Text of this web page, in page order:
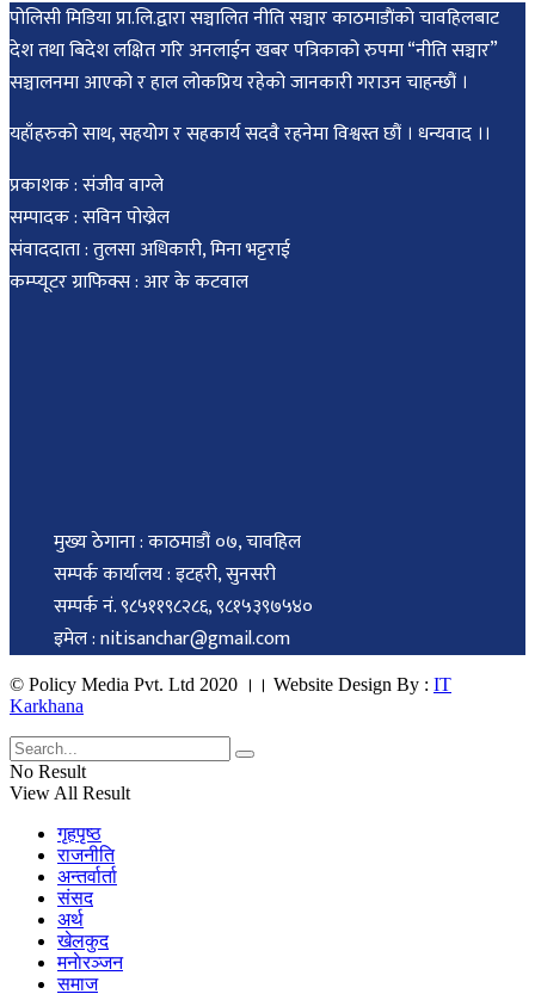
पोलिसी मिडिया प्रा.लि.द्वारा सञ्चालित नीति सञ्चार काठमाडाैंकाे चावहिलबाट
देश तथा बिदेश लक्षित गरि अनलाईन खबर पत्रिकाको रुपमा “नीति सञ्चार”
सञ्चालनमा आएको र हाल लोकप्रिय रहेको जानकारी गराउन चाहन्छौं ।
यहाँहरुको साथ, सहयोग र सहकार्य सदवै रहनेमा विश्वस्त छौं । धन्यवाद ।।
प्रकाशक : संजीव वाग्ले
सम्पादक : सविन पोख्रेल
संवाददाता : तुलसा अधिकारी, मिना भट्टराई
कम्प्यूटर ग्राफिक्स : आर के कटवाल
मुख्य ठेगाना : काठमाडौं ०७, चावहिल
सम्पर्क कार्यालय : इटहरी, सुनसरी
सम्पर्क नं. ९८५११९८२८६, ९८१५३९७५४०
इमेल : nitisanchar@gmail.com
© Policy Media Pvt. Ltd 2020 ।। Website Design By : IT
Karkhana
No Result
View All Result
गृहपृष्ठ
राजनीति
अन्तर्वार्ता
संसद
अर्थ
खेलकुद
मनाेरञ्जन
समाज